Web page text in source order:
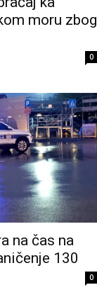
moru zbog
0
na čas na
130
0